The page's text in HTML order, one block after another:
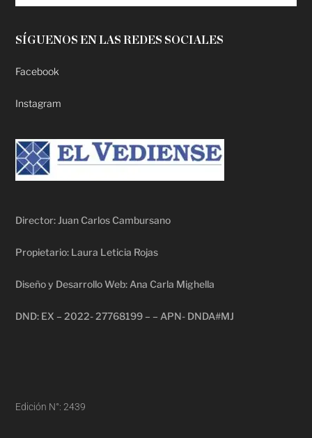
SÍGUENOS EN LAS REDES SOCIALES
Facebook
Instagram
Director: Juan Carlos Cambursano
Propietario: Laura Leticia Rojas
Diseño y Desarrollo Web: Ana Carla Mighella
DND: EX – 2022- 27768199 – – APN- DNDA#MJ
Edición N°: 2439